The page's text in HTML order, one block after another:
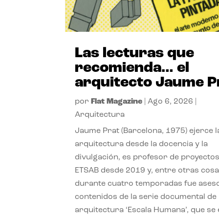
Las lecturas que
recomienda… el
arquitecto Jaume
por Flat Magazine |Ago 6, 2026
Arquitectura
Jaume Prat (Barcelona, 1975) ejerce
arquitectura desde la docencia y la
divulgación, es profesor de
ETSAB desde 2019 y, entre otras
durante cuatro temporadas fue
contenidos de la serie documental de
arquitectura ‘Escala Humana’, que se